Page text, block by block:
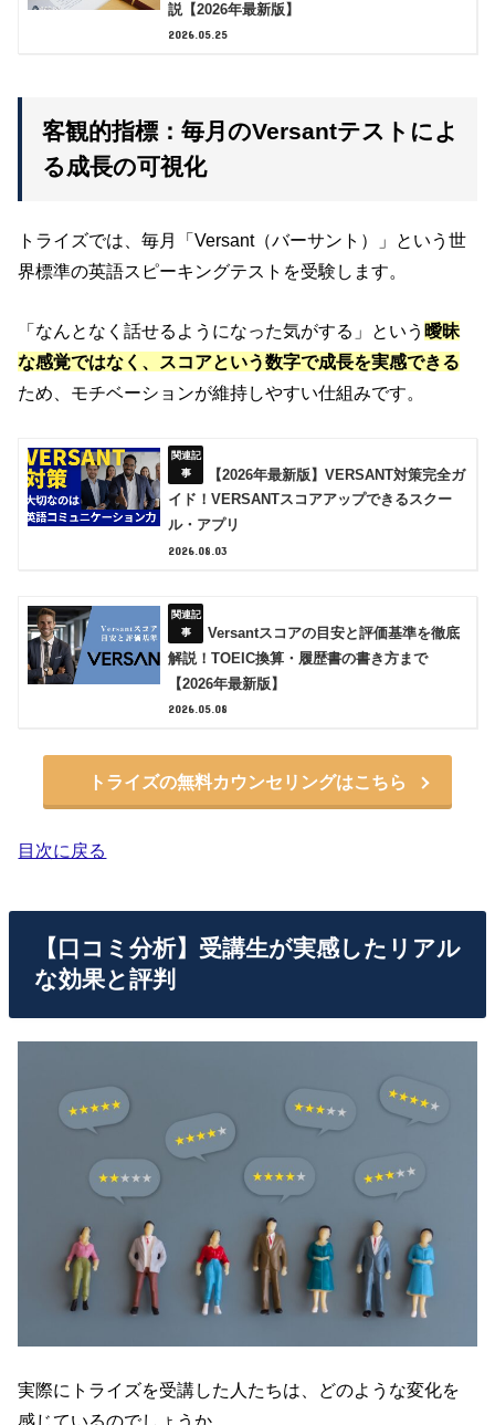
説【2026年最新版】
2026.05.25
客観的指標：毎月のVersantテストによ
る成長の可視化
トライズでは、毎月「Versant（バーサント）」という世
界標準の英語スピーキングテストを受験します。
「なんとなく話せるようになった気がする」という 曖昧
な感覚ではなく、スコアという数字で成長を実感できる
ため、モチベーションが維持しやすい仕組みです。
【2026年最新版】VERSANT対策完全ガ
イド！VERSANTスコアアップできるスクー
ル・アプリ
2026.08.03
Versantスコアの目安と評価基準を徹底
解説！TOEIC換算・履歴書の書き方まで
【2026年最新版】
2026.05.08
トライズの無料カウンセリングはこちら
目次に戻る
【口コミ分析】受講生が実感したリアル
な効果と評判
実際にトライズを受講した人たちは、どのような変化を
感じているのでしょうか。